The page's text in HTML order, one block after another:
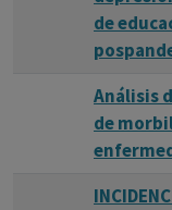
de
Análisis
de